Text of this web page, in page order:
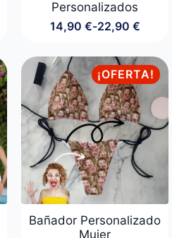
Personalizados
14,90 €-22,90 €
Rango
precios:
desde
14,90 €
hasta
22,90 €
¡OFERTA!
Bañador Personalizado
Mujer